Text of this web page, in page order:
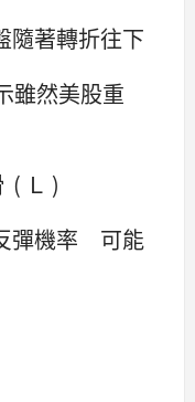
隨著轉折往下
雖然美股重
( Ｌ )
彈機率 可能